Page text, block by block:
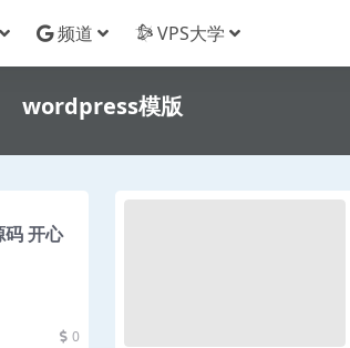
频道 VPS大学
wordpress模版
开心
0